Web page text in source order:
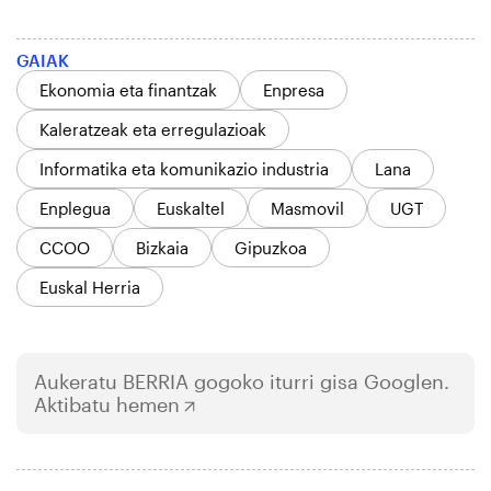
GAIAK
Ekonomia eta finantzak
Enpresa
Kaleratzeak eta erregulazioak
Informatika eta komunikazio industria
Lana
Enplegua
Euskaltel Masmovil
UGT
CCOO
Bizkaia
Gipuzkoa
Euskal Herria
Aukeratu BERRIA gogoko iturri gisa Googlen.
Aktibatu hemen